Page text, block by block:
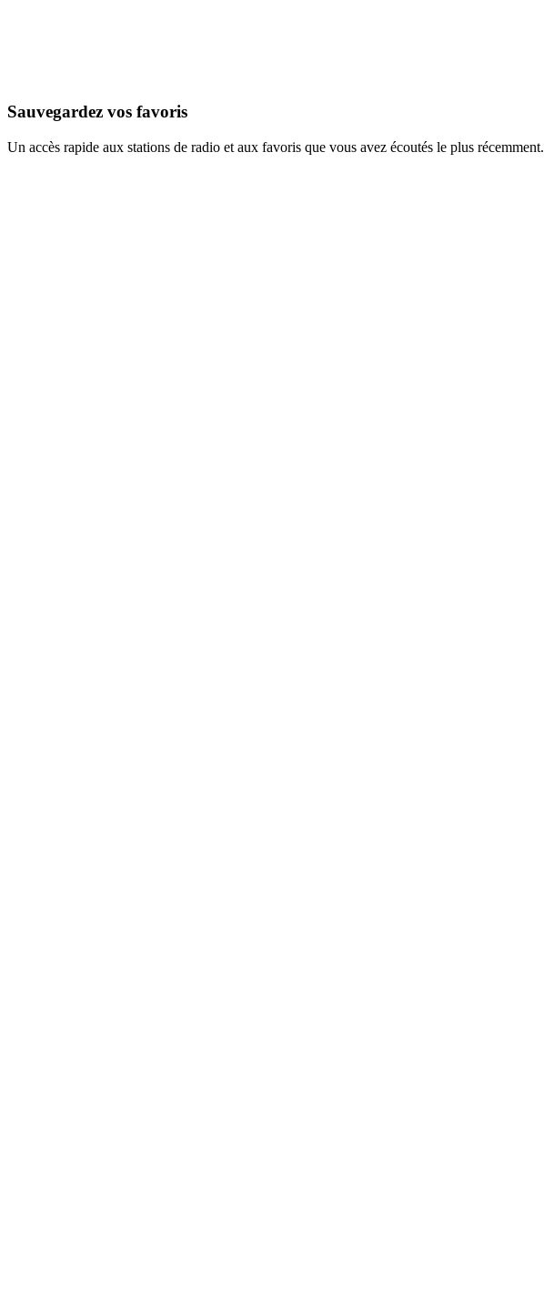
Sauvegardez vos favoris
Un accès rapide aux stations de radio et aux favoris que vous avez écoutés le plus récemment.